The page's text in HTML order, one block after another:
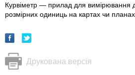
Курвіметр — прилад для вимірювання
розмірних одиниць на картах чи планах.
Друкована версія